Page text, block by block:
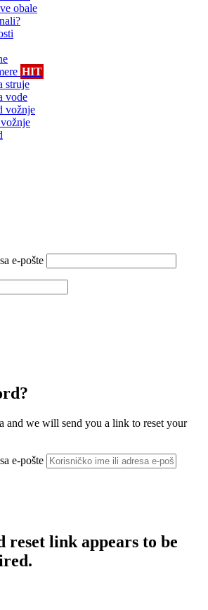
obale
HIT
struje
vode
vožnje
e-pošte
and we will send you a link to reset your
e-pošte
reset link appears to be